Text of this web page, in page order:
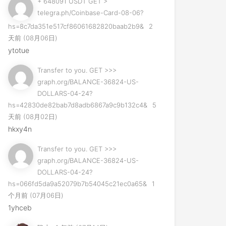
telegra.ph/Coinbase-Card-08-06?
hs=8c7da351e517cf86061682820baab2b9&
2
天前 (08月06日)
ytotue
Transfer to you. GET >>>
graph.org/BALANCE-36824-US-
DOLLARS-04-24?
hs=42830de82bab7d8adb6867a9c9b132c4&
5
天前 (08月02日)
hkxy4n
Transfer to you. GET >>>
graph.org/BALANCE-36824-US-
DOLLARS-04-24?
hs=066fd5da9a52079b7b54045c21ec0a65&
1
个月前 (07月06日)
1yhceb